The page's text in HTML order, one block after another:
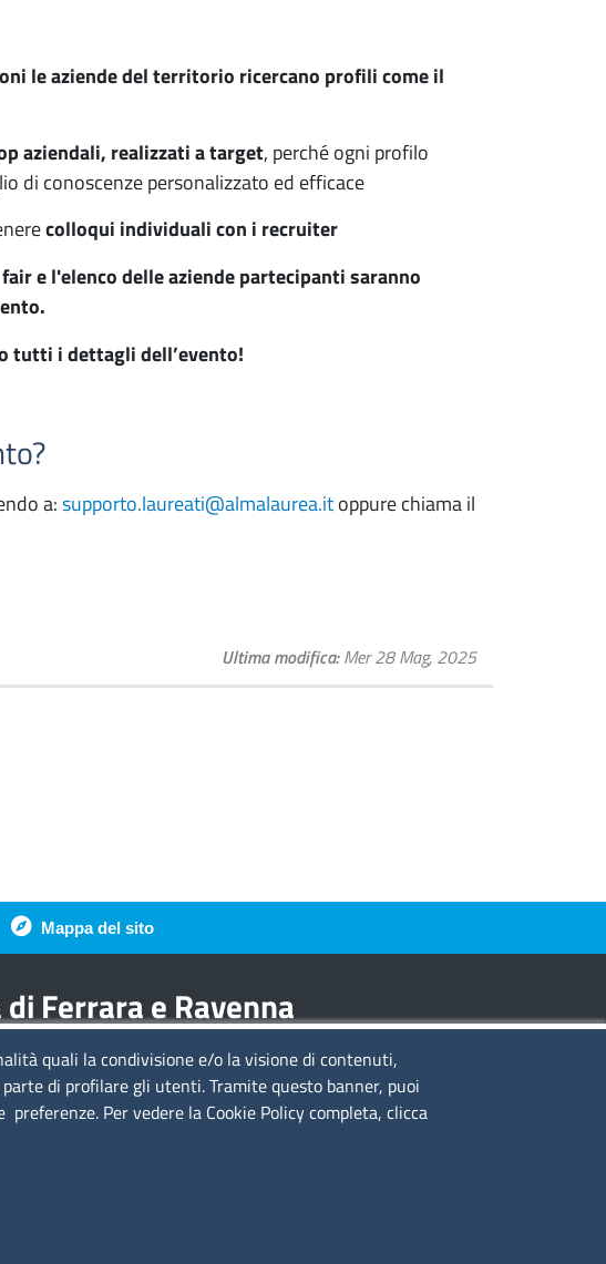
le aziende del territorio ricercano profili come il
aziendali, realizzati a target, perché ogni profilo
di conoscenze personalizzato ed efficace
colloqui individuali con i recruiter
e l'elenco delle aziende partecipanti saranno
tutti i dettagli dell’evento!
a:supporto.laureati@almalaurea.itoppure chiama il
Ultima modifica Mer 28 Mag, 2025
Mappa del sito
Ferrara e Ravenna
Seguici su
quali la condivisione e/o la visione di contenuti,
di profilare gli utenti. Tramite questo banner, puoi
Per vedere la Cookie Policy completa, clicca